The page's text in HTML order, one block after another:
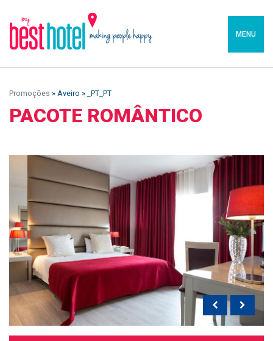
MENU
Promoções » Aveiro » _PT_PT
PACOTE ROMÂNTICO